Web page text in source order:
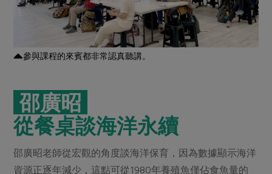
參與課程的來賓都非常認真聽講。
邵廣昭
從餐桌談海洋永續
邵廣昭老師從宏觀的角度談海洋保育，因為數據顯示海洋
資源正逐年減少，這點可從1980年養殖魚僅佔食魚量的